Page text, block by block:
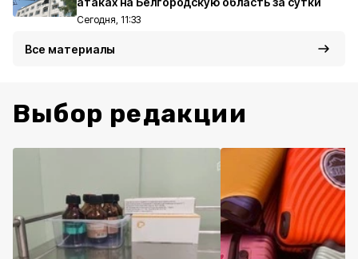
Сегодня, 11:33
Все материалы
Выбор редакции